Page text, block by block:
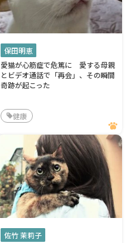
保田明恵
愛猫が心筋症で危篤に 愛する母親
とビデオ通話で「再会」、その瞬間
奇跡が起こった
健康
佐竹 茉莉子